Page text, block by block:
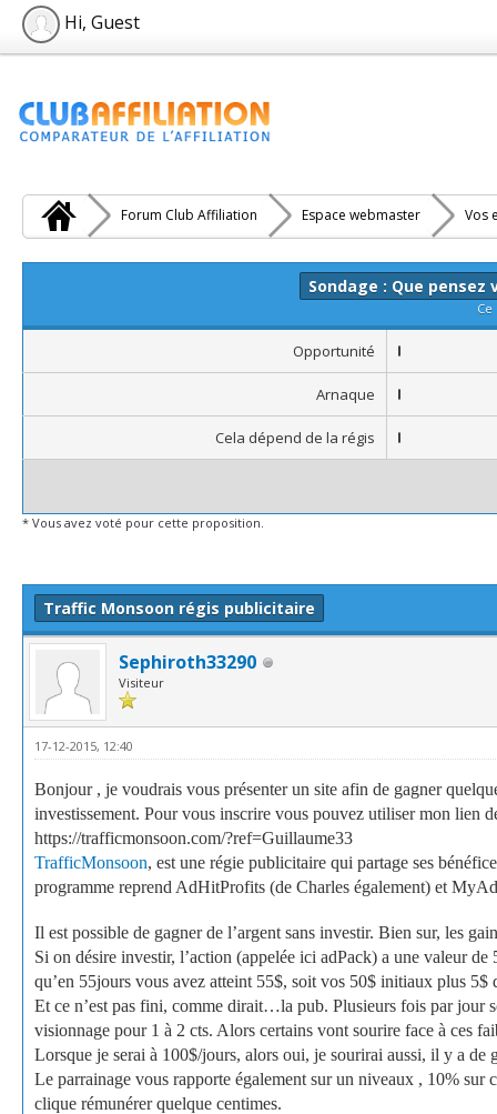
Hi, Guest
Forum Club Affiliation Espace webmaster Vos
Sondage : Que
Opportunité
Arnaque
Cela dépend de la régis
* Vous avez voté pour cette proposition.
Traffic Monsoon régis publicitaire
Sephiroth33290
Visiteur
17-12-2015, 12:40
Bonjour , je voudrais vous présenter un site afin de gagner
investissement. Pour vous inscrire vous pouvez utiliser mon lien
https://trafficmonsoon.com/?ref=Guillaume33
TrafficMonsoon, est une régie publicitaire qui partage ses
programme reprend AdHitProfits (de Charles également) et
Il est possible de gagner de l’argent sans investir. Bien sur, les
Si on désire investir, l’action (appelée ici adPack) a une valeur
qu’en 55jours vous avez atteint 55$, soit vos 50$ initiaux plus
Et ce n’est pas fini, comme dirait…la pub. Plusieurs fois par jour
visionnage pour 1 à 2 cts. Alors certains vont sourire face à ces
Lorsque je serai à 100$/jours, alors oui, je sourirai aussi, il y a de
Le parrainage vous rapporte également sur un niveaux , 10% sur
clique rémunérer quelque centimes.